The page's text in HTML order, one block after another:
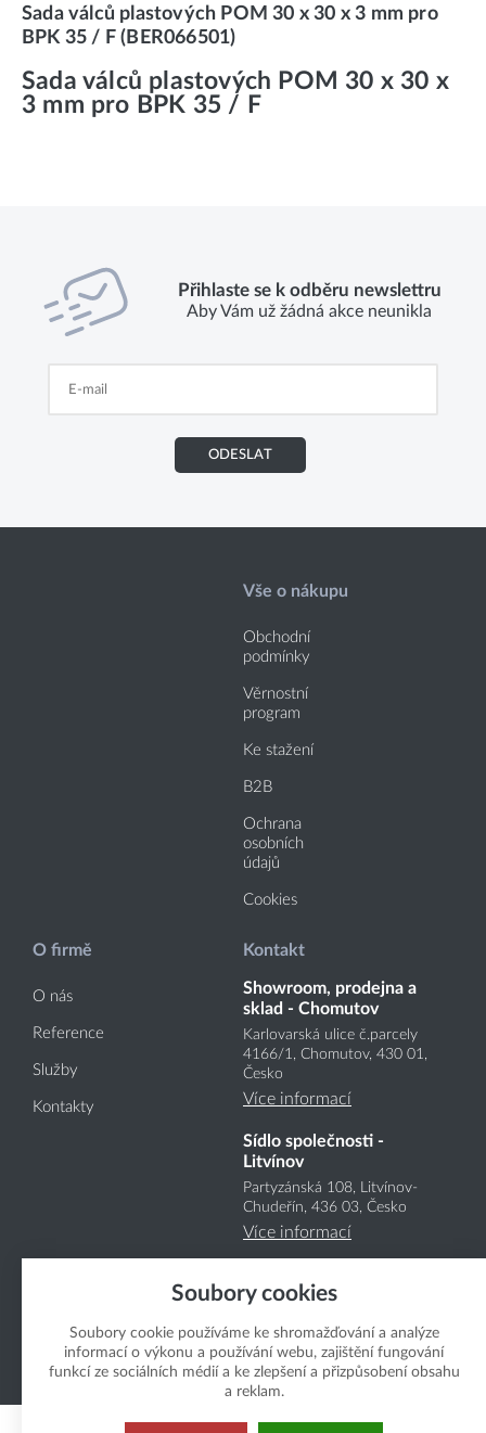
Sada válců plastových POM 30 x 30 x 3 mm pro
BPK 35 / F (BER066501)
Sada válců plastových POM 30 x 30 x
3 mm pro BPK 35 / F
Přihlaste se k odběru newslettru
Aby Vám už žádná akce neunikla
ODESLAT
Vše o nákupu
Obchodní
podmínky
Věrnostní
program
Ke stažení
B2B
Ochrana
osobních
údajů
Cookies
O firmě
O nás
Reference
Služby
Kontakty
Kontakt
Showroom, prodejna a
sklad - Chomutov
Karlovarská ulice č.parcely
4166/1, Chomutov, 430 01,
Česko
Více informací
Sídlo společnosti -
Litvínov
Partyzánská 108, Litvínov-
Chudeřín, 436 03, Česko
Více informací
Copyright Boukal.CZ 2026
Soubory cookies
Soubory cookie používáme ke shromažďování a analýze
informací o výkonu a používání webu, zajištění fungování
funkcí ze sociálních médií a ke zlepšení a přizpůsobení obsahu
a reklam.